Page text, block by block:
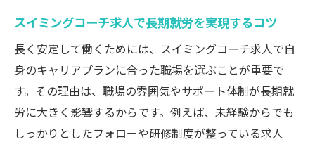
スイミングコーチ求人で長期就労を実現するコツ
長く安定して働くためには、スイミングコーチ求人で自
身のキャリアプランに合った職場を選ぶことが重要で
す。その理由は、職場の雰囲気やサポート体制が長期就
労に大きく影響するからです。例えば、未経験からでも
しっかりとしたフォローや研修制度が整っている求人